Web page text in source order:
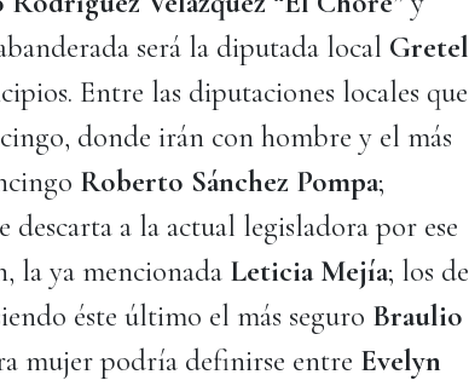
será la diputada local Gretel
Entre las diputaciones locales que
donde irán con hombre y el más
Roberto Sánchez Pompa;
a la actual legisladora por ese
la ya mencionada Leticia Mejía; los de
éste último el más seguro Braulio
mujer podría definirse entre Evelyn